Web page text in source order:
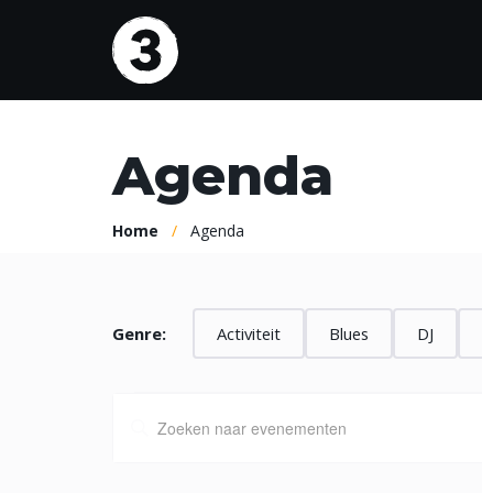
inhoud
Agenda
Programma
Agenda
Home / Agenda
Genre: Activiteit Blues DJ
Agenda